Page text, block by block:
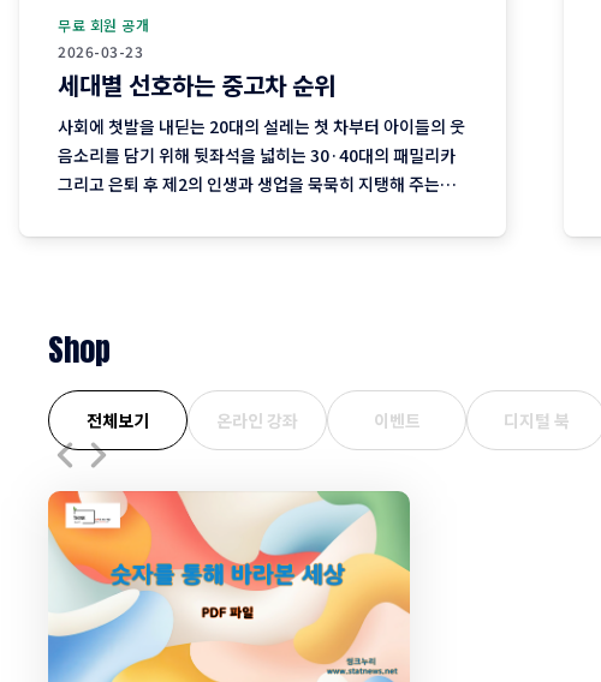
2026-03-23
무료 회원 공개
세대별 선호하는 중고차 순위
사회에 첫발을 내딛는 20대의 설레는 첫 차부터 아이들의 웃
음소리를 담기 위해 뒷좌석을 넓히는 30·40대의 패밀리카
그리고 은퇴 후 제2의 인생과 생업을 묵묵히 지탱해 주는
최근 3개월간의 중고차 직거래 데이터에는 이처럼 나이와 함
Shop
전체보기 온라인 강좌 이벤트 디지털 북